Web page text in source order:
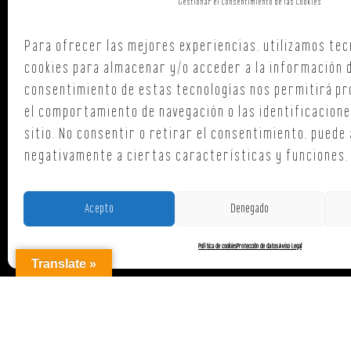
Gestionar el Consentimiento de las Cookies
Para ofrecer las mejores experiencias, utilizamos
cookies para almacenar y/o acceder a la información
consentimiento de estas tecnologías nos permitirá
el comportamiento de navegación o las
sitio. No consentir o retirar el consentimiento,
negativamente a ciertas características y funciones.
Acepto Denegado
Política de cookiesProtección de datosAviso Legal
A Coruña
T. +34 654
Translate »